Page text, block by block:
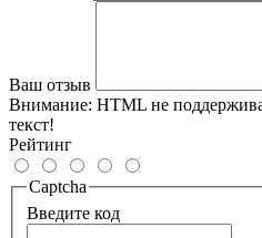
Ваш отзыв
Внимание: HTML не
текст!
Рейтинг
Captcha
Введите код